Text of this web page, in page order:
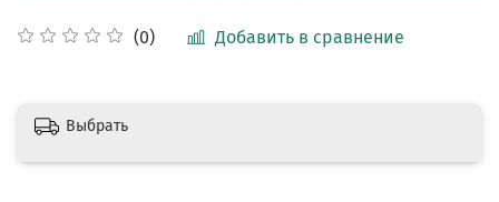
(0) Добавить в сравнение
Выбрать